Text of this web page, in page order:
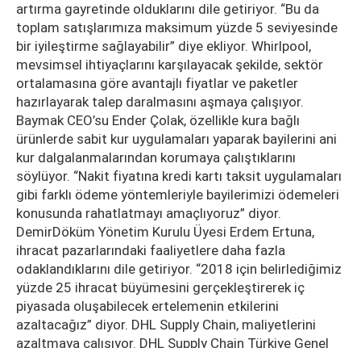
artırma gayretinde olduklarını dile getiriyor. “Bu da
toplam satışlarımıza maksimum yüzde 5 seviyesinde
bir iyileştirme sağlayabilir” diye ekliyor. Whirlpool,
mevsimsel ihtiyaçlarını karşılayacak şekilde, sektör
ortalamasına göre avantajlı fiyatlar ve paketler
hazırlayarak talep daralmasını aşmaya çalışıyor.
Baymak CEO’su Ender Çolak, özellikle kura bağlı
ürünlerde sabit kur uygulamaları yaparak bayilerini ani
kur dalgalanmalarından korumaya çalıştıklarını
söylüyor. “Nakit fiyatına kredi kartı taksit uygulamaları
gibi farklı ödeme yöntemleriyle bayilerimizi ödemeleri
konusunda rahatlatmayı amaçlıyoruz” diyor.
DemirDöküm Yönetim Kurulu Üyesi Erdem Ertuna,
ihracat pazarlarındaki faaliyetlere daha fazla
odaklandıklarını dile getiriyor. “2018 için belirlediğimiz
yüzde 25 ihracat büyümesini gerçekleştirerek iç
piyasada oluşabilecek ertelemenin etkilerini
azaltacağız” diyor. DHL Supply Chain, maliyetlerini
azaltmaya çalışıyor. DHL Supply Chain Türkiye Genel